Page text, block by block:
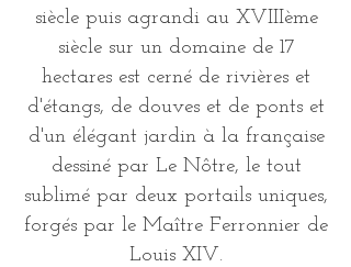
siècle puis agrandi au XVIIIème
siècle sur un domaine de 17
hectares est cerné de rivières et
d'étangs, de douves et de ponts et
d'un élégant jardin à la française
dessiné par Le Nôtre, le tout
sublimé par deux portails uniques,
forgés par le Maître Ferronnier de
Louis XIV.